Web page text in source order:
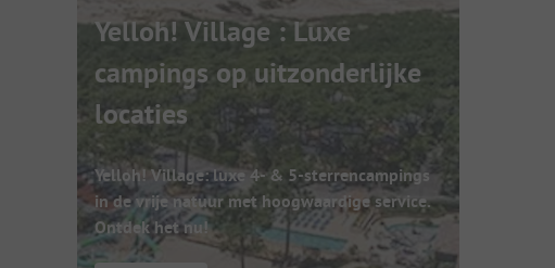
Yelloh! Village : Luxe
campings op uitzonderlijke
locaties
Yelloh! Village: luxe 4- & 5-sterrencampings
in de vrije natuur met hoogwaardige service.
Ontdek het nu!